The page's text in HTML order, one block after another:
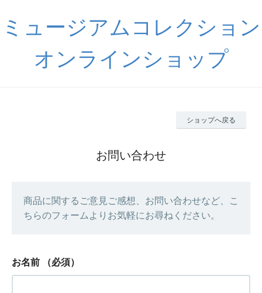
ミュージアムコレクション
オンラインショップ
ショップへ戻る
お問い合わせ
商品に関するご意見ご感想、お問い合わせなど、こ
ちらのフォームよりお気軽にお尋ねください。
お名前 （必須）